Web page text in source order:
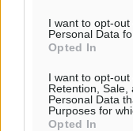
I want to opt-
Personal Data
Opted In
I want to opt-out
Retention, Sale,
Personal Data
Purposes for
Opted In
Με επιτυχία
61ης
Τοπικές Ειδήσεις•
Ευρωπαϊκό